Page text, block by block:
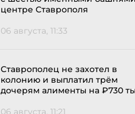
центре Ставрополя
06 августа, 11:33
Ставрополец не захотел в
колонию и выплатил трём
дочерям алименты на ₽730